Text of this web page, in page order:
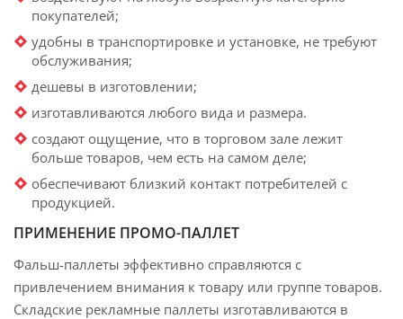
покупателей;
удобны в транспортировке и установке, не требуют
обслуживания;
дешевы в изготовлении;
изготавливаются любого вида и размера.
создают ощущение, что в торговом зале лежит
больше товаров, чем есть на самом деле;
обеспечивают близкий контакт потребителей с
продукцией.
ПРИМЕНЕНИЕ ПРОМО-ПАЛЛЕТ
Фальш-паллеты эффективно справляются с
привлечением внимания к товару или группе товаров.
Складские рекламные паллеты изготавливаются в